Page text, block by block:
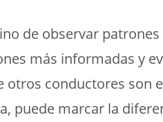
de observar
más informadas y
conductores
puede marcar la